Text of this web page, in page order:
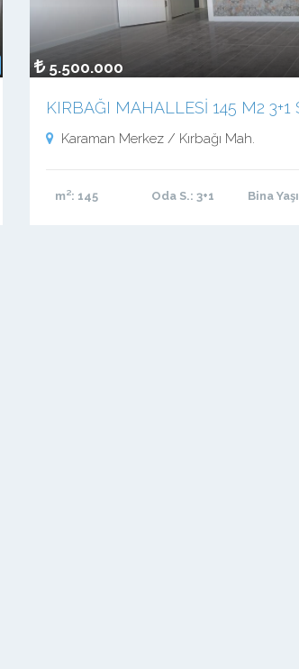
5.500.000
Karaman Merkez / Kırbağı Mah.
m²: 145 Oda S.: 3+1 Bina Yaşı